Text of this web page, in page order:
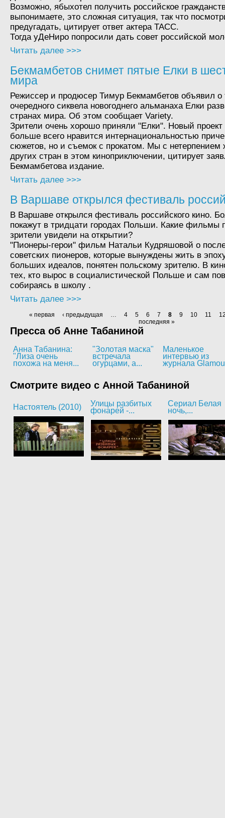
Возможно, ябыхотел получить российское
выпонимаете, это сложная ситуация, так что
предугадать, цитирует ответ актера ТАСС.
Тогда уДеНиро попросили дать совет российской
Читать далее >>>
Бекмамбетов снимет пятые Елки в
мира
Режиссер и продюсер Тимур Бекмамбетов объявил о
очередного сиквела новогоднего альманаха Елки
странах мира. Об этом сообщает Variety.
Зрители очень хорошо приняли "Елки". Новый
больше всего нравится интернациональностью
сюжетов, но и съемок с прокатом. Мы с нетерпением
других стран в этом киноприключении, цитирует
Бекмамбетова издание.
Читать далее >>>
В Варшаве открылся фестиваль
В Варшаве открылся фестиваль российского кино.
покажут в тридцати городах Польши. Какие фильмы
зрители увидели на открытии?
"Пионеры-герои" фильм Натальи Кудряшовой о
советских пионеров, которые вынуждены жить в
больших идеалов, понятен польскому зрителю. В
тех, кто вырос в социалистической Польше и сам
собираясь в школу .
Читать далее >>>
« первая ‹ предыдущая … 4 5 6 7 8 9 10 11
последняя »
Пресса об Анне Табаниной
Анна Табанина:
"Лиза очень
похожа на меня...
"Золотая маска"
встречала
огурцами, а...
Маленькое
интервью из
журнала
Смотрите видео с Анной Табаниной
Настоятель (2010)
Улицы разбитых
фонарей -...
Сериал Белая
ночь,...